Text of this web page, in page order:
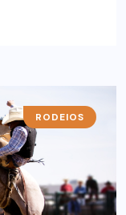
RODEIOS